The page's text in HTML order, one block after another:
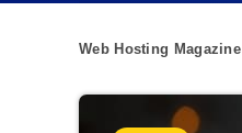
Web Hosting Magazine